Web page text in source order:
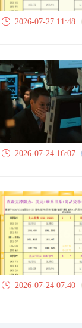
2026-07-27 11:48
2026-07-24 16:07
2026-07-24 07:40